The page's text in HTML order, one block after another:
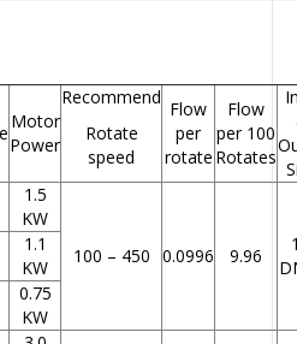
Motor
Power
Recommend
Rotate
speed
Flow
per
rotate
Flow
per 100
Rotates
1.5
KW
100 – 450 0.0996 9.96
1.1
KW
0.75
KW